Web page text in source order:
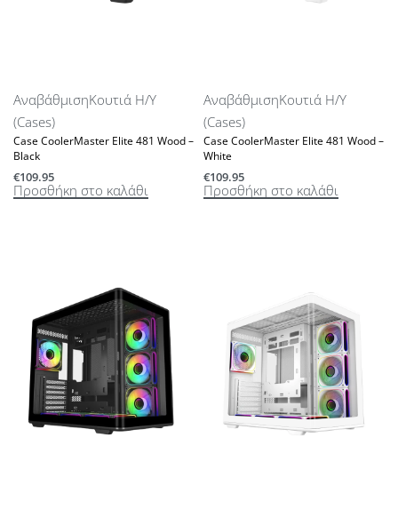
ΑναβάθμισηΚουτιά Η/Υ
(Cases)
Case CoolerMaster Elite 481 Wood –
Black
€109.95
Προσθήκη στο καλάθι
ΑναβάθμισηΚουτιά Η/Υ
(Cases)
Case CoolerMaster Elite 481 Wood –
White
€109.95
Προσθήκη στο καλάθι